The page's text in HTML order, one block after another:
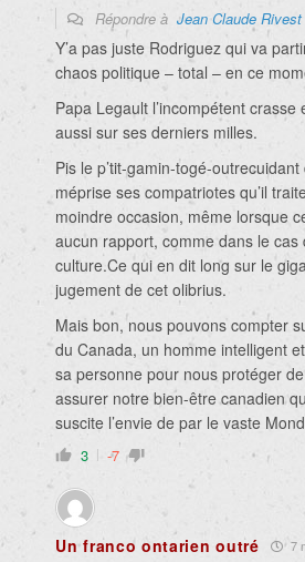
Répondre à Jean Claude Rivest
Y’a pas juste Rodriguez qui va
chaos politique – total – en ce
Papa Legault l’incompétent
aussi sur ses derniers milles.
Pis le p’tit-gamin-togé-outrecuidant
méprise ses compatriotes qu’il
moindre occasion, même lorsque
aucun rapport, comme dans le
culture.Ce qui en dit long sur le
jugement de cet olibrius.
Mais bon, nous pouvons compter
du Canada, un homme intelligent
sa personne pour nous protéger
assurer notre bien-être canadien
suscite l’envie de par le vaste
3 -7
Un franco ontarien outré 7